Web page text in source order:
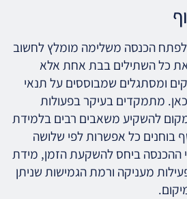
לפתח הכנסה משלימה מומלץ לחשוב
את כל השתילים בבת אחת אלא
ומסתגלים שמבוססים על תנאי
מתמקדים בעיקר בפעולות
להשקיע משאבים רבים בלמידת
בוחנים כל אפשרות לפי שלושה
ההכנסה ביחס להשקעת הזמן, מידת
מעניקה ורמת הגמישות שניתן